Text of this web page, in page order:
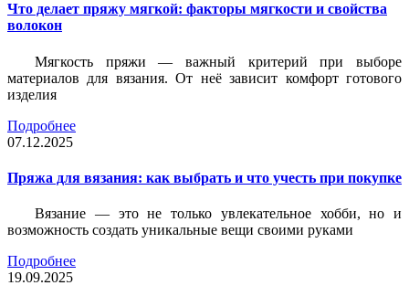
Что делает пряжу мягкой: факторы мягкости и свойства
волокон
Мягкость пряжи — важный критерий при выборе
материалов для вязания. От неё зависит комфорт готового
изделия
Подробнее
07.12.2025
Пряжа для вязания: как выбрать и что учесть при покупке
Вязание — это не только увлекательное хобби, но и
возможность создать уникальные вещи своими руками
Подробнее
19.09.2025